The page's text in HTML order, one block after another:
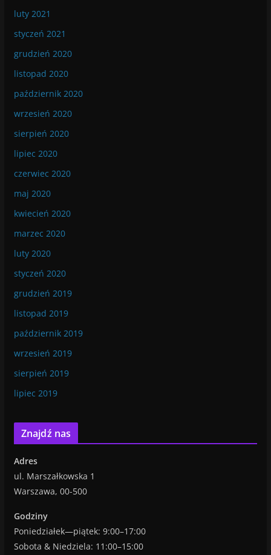
luty 2021
styczeń 2021
grudzień 2020
listopad 2020
październik 2020
wrzesień 2020
sierpień 2020
lipiec 2020
czerwiec 2020
maj 2020
kwiecień 2020
marzec 2020
luty 2020
styczeń 2020
grudzień 2019
listopad 2019
październik 2019
wrzesień 2019
sierpień 2019
lipiec 2019
Znajdź nas
Adres
ul. Marszałkowska 1
Warszawa, 00-500
Godziny
Poniedziałek—piątek: 9:00–17:00
Sobota & Niedziela: 11:00–15:00